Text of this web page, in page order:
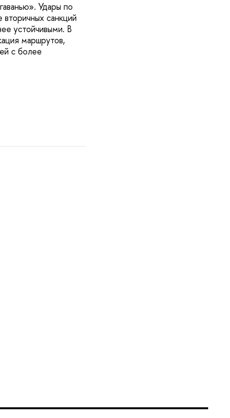
Удары по
санкций
устойчивыми. В
маршрутов,
с более